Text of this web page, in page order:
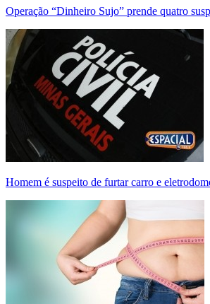
Operação “Dinheiro Sujo” prende quatro
Homem é suspeito de furtar carro e